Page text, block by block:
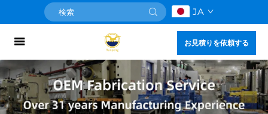
JA
お見積りを依頼する